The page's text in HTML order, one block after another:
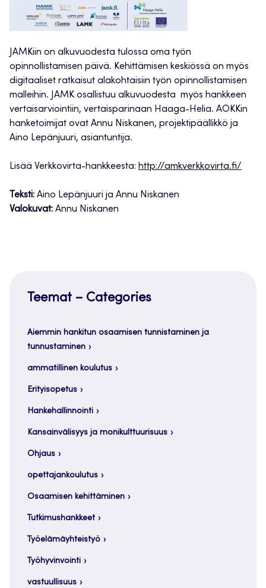
JAMKiin on alkuvuodesta tulossa oma työn
opinnollistamisen päivä. Kehittämisen keskiössä on myös
digitaaliset ratkaisut alakohtaisiin työn opinnollistamisen
malleihin. JAMK osallistuu alkuvuodesta myös hankkeen
vertaisarviointiin, vertaisparinaan Haaga-Helia. AOKKin
hanketoimijat ovat Annu Niskanen, projektipäällikkö ja
Aino Lepänjuuri, asiantuntija.
Lisää Verkkovirta-hankkeesta: http://amkverkkovirta.fi/
Teksti: Aino Lepänjuuri ja Annu Niskanen
Valokuvat: Annu Niskanen
Teemat – Categories
Aiemmin hankitun osaamisen tunnistaminen ja
tunnustaminen
ammatillinen koulutus
Erityisopetus
Hankehallinnointi
Kansainvälisyys ja monikulttuurisuus
Ohjaus
opettajankoulutus
Osaamisen kehittäminen
Tutkimushankkeet
Työelämäyhteistyö
Työhyvinvointi
vastuullisuus